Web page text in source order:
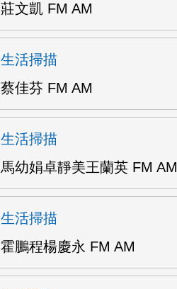
莊文凱 FM AM
生活掃描
蔡佳芬 FM AM
生活掃描
馬幼娟卓靜美王蘭英 FM AM
生活掃描
霍鵬程楊慶永 FM AM